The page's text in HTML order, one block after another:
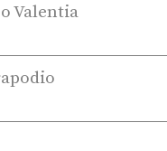
Valentia